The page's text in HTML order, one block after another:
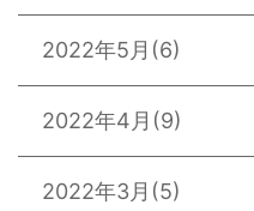
2022年5月 (6)
2022年4月 (9)
2022年3月 (5)